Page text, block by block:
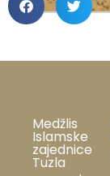
Medžlis
Islamske
zajednice
Tuzla